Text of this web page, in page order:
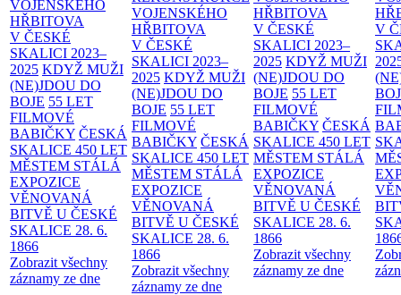
VOJENSKÉHO
HŘBITOVA
V ČESKÉ
SKALICI 2023–
2025 KDYŽ MUŽI
(NE)JDOU DO
BOJE 55 LET
FILMOVÉ
BABIČKY ČESKÁ
SKALICE 450 LET
MĚSTEM STÁLÁ
EXPOZICE
VĚNOVANÁ
BITVĚ U ČESKÉ
SKALICE 28. 6.
1866
Zobrazit všechny
záznamy ze dne
VOJENSKÉHO
HŘBITOVA
V ČESKÉ
SKALICI 2023–
2025 KDYŽ MUŽI
(NE)JDOU DO
BOJE 55 LET
FILMOVÉ
BABIČKY ČESKÁ
SKALICE 450 LET
MĚSTEM STÁLÁ
EXPOZICE
VĚNOVANÁ
BITVĚ U ČESKÉ
SKALICE 28. 6.
1866
Zobrazit všechny
záznamy ze dne
HŘBITOVA
V ČESKÉ
SKALICI 2023–
2025 KDYŽ MUŽI
(NE)JDOU DO
BOJE 55 LET
FILMOVÉ
BABIČKY ČESKÁ
SKALICE 450 LET
MĚSTEM STÁLÁ
EXPOZICE
VĚNOVANÁ
BITVĚ U ČESKÉ
SKALICE 28. 6.
1866
Zobrazit všechny
záznamy ze dne
V